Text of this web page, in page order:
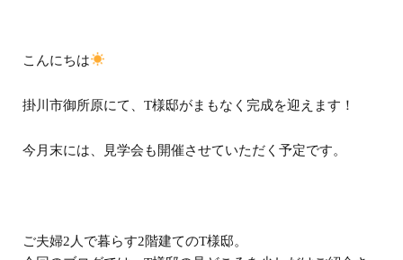
こんにちは
掛川市御所原にて、T様邸がまもなく完成を迎えます！
今月末には、見学会も開催させていただく予定です。
ご夫婦2人で暮らす2階建てのT様邸。